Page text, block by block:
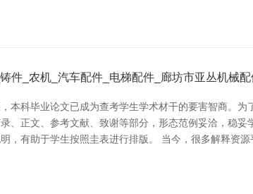
件_农机_汽车配件_电梯配件_廊坊市亚丛机械
本科毕业论文已成为查考学生学术材干的要害智商。
、正文、参考文献、致谢等部分，形态范例妥洽，稳
，有助于学生按照圭表进行排版。 当今，很多解释资